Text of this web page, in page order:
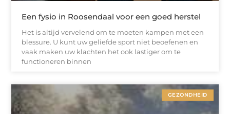
Een fysio in Roosendaal voor een goed herstel
Het is altijd vervelend om te moeten kampen met een
blessure. U kunt uw geliefde sport niet beoefenen en
vaak maken uw klachten het ook lastiger om te
functioneren binnen
GEZONDHEID